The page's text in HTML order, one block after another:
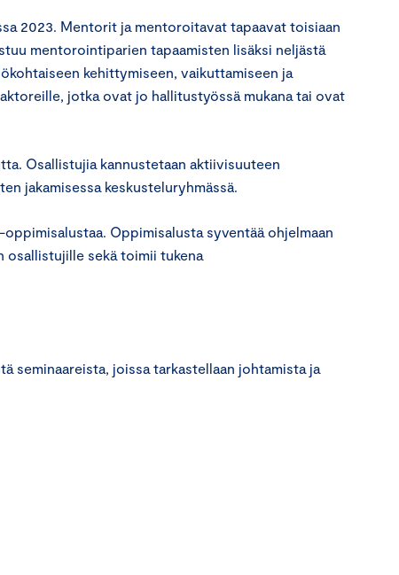
2023. Mentorit ja mentoroitavat tapaavat toisiaan
mentorointiparien tapaamisten lisäksi neljästä
kehittymiseen, vaikuttamiseen ja
jotka ovat jo hallitustyössä mukana tai ovat
Osallistujia kannustetaan aktiivisuuteen
jakamisessa keskusteluryhmässä.
Oppimisalusta syventää ohjelmaan
osallistujille sekä toimii tukena
seminaareista, joissa tarkastellaan johtamista ja